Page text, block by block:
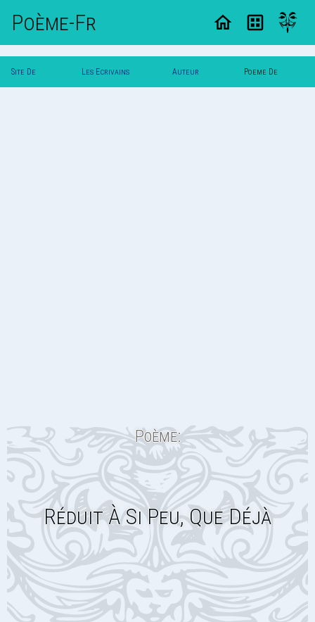
Poème-Fr
Site De Les Ecrivains Auteur Poeme De
Poème:
Réduit À Si Peu, Que Déjà